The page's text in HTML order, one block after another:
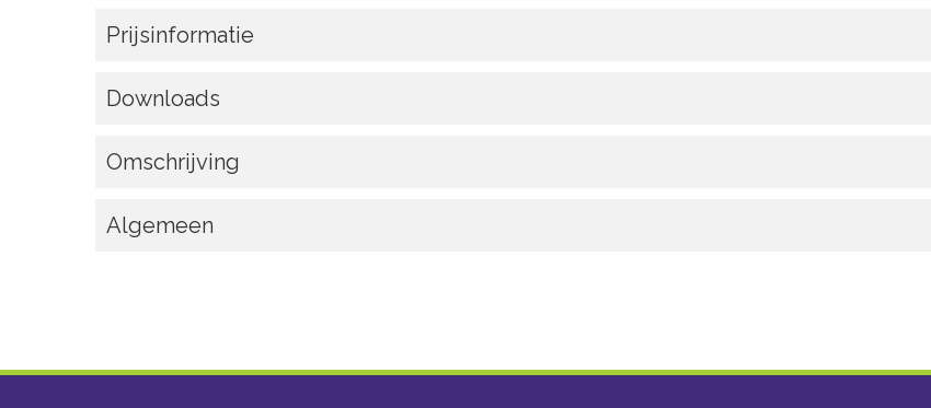
Prijsinformatie
Downloads
Omschrijving
Algemeen